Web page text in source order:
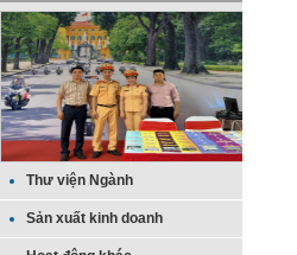
Thư viện Ngành
Sản xuất kinh doanh